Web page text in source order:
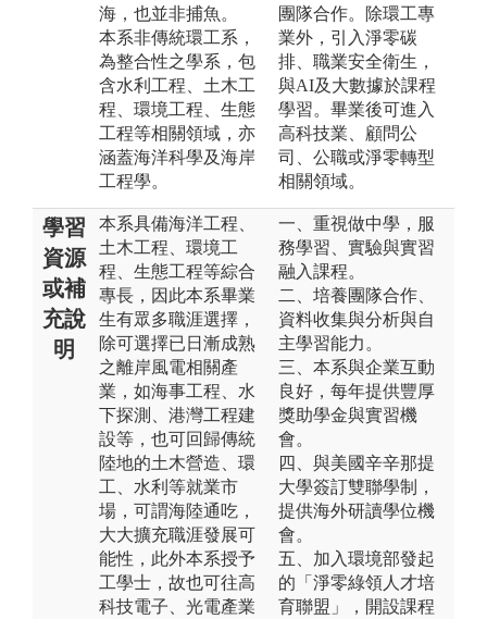
海，也並非捕魚。
本系非傳統環工系，
為整合性之學系，包
含水利工程、土木工
程、環境工程、生態
工程等相關領域，亦
涵蓋海洋科學及海岸
工程學。
團隊合作。除環工專
業外，引入淨零碳
排、職業安全衛生，
與AI及大數據於課程
學習。畢業後可進入
高科技業、顧問公
司、公職或淨零轉型
相關領域。
學習
資源
或補
充說
明
本系具備海洋工程、
土木工程、環境工
程、生態工程等綜合
專長，因此本系畢業
生有眾多職涯選擇，
除可選擇已日漸成熟
之離岸風電相關產
業，如海事工程、水
下探測、港灣工程建
設等，也可回歸傳統
陸地的土木營造、環
工、水利等就業市
場，可謂海陸通吃，
大大擴充職涯發展可
能性，此外本系授予
工學士，故也可往高
科技電子、光電產業
一、重視做中學，服
務學習、實驗與實習
融入課程。
二、培養團隊合作、
資料收集與分析與自
主學習能力。
三、本系與企業互動
良好，每年提供豐厚
獎助學金與實習機
會。
四、與美國辛辛那提
大學簽訂雙聯學制，
提供海外研讀學位機
會。
五、加入環境部發起
的「淨零綠領人才培
育聯盟」，開設課程